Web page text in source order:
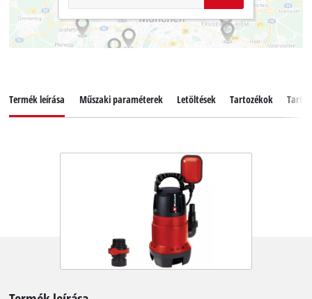
Termék leírása Műszaki paraméterek Letöltések Tartozékok